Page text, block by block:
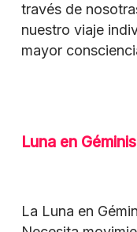
través de
nuestro viaje
mayor
Luna en
La Luna en